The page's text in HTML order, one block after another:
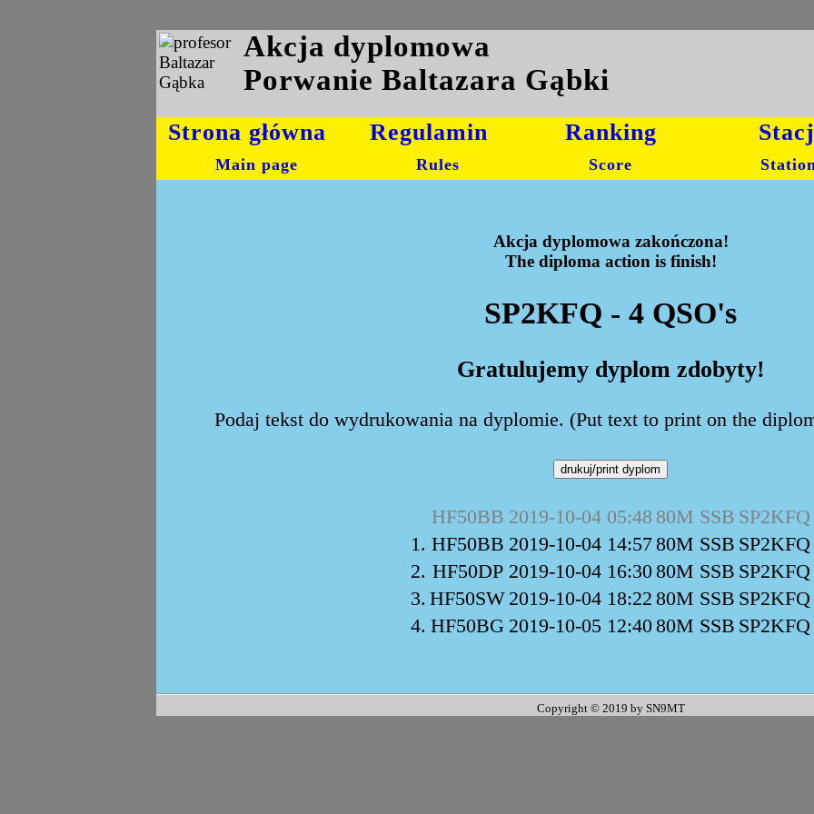
Akcja dyplomowa
Porwanie Baltazara Gąbki
Strona główna
Main page
Regulamin
Rules
Ranking
Score
Akcja dyplomowa zakończona!
The diploma action is finish!
SP2KFQ - 4 QSO's
Gratulujemy dyplom zdobyty!
Podaj tekst do wydrukowania na dyplomie. (Put text to print on the
HF50BB 2019-10-04 05:48 80M SSB SP2KFQ
1. HF50BB 2019-10-04 14:5780M SSB SP2KFQ
2. HF50DP 2019-10-04 16:3080M SSB SP2KFQ
3. HF50SW 2019-10-04 18:22 80M SSB SP2KFQ
4. HF50BG 2019-10-05 12:4080M SSB SP2KFQ
Copyright © 2019 by SN9MT